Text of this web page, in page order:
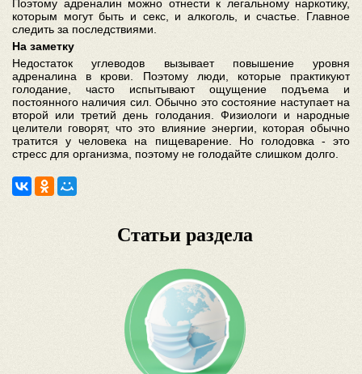
Поэтому адреналин можно отнести к легальному наркотику,
которым могут быть и секс, и алкоголь, и счастье. Главное
следить за последствиями.
На заметку
Недостаток углеводов вызывает повышение уровня
адреналина в крови. Поэтому люди, которые практикуют
голодание, часто испытывают ощущение подъема и
постоянного наличия сил. Обычно это состояние наступает на
второй или третий день голодания. Физиологи и народные
целители говорят, что это влияние энергии, которая обычно
тратится у человека на пищеварение. Но голодовка - это
стресс для организма, поэтому не голодайте слишком долго.
Статьи раздела